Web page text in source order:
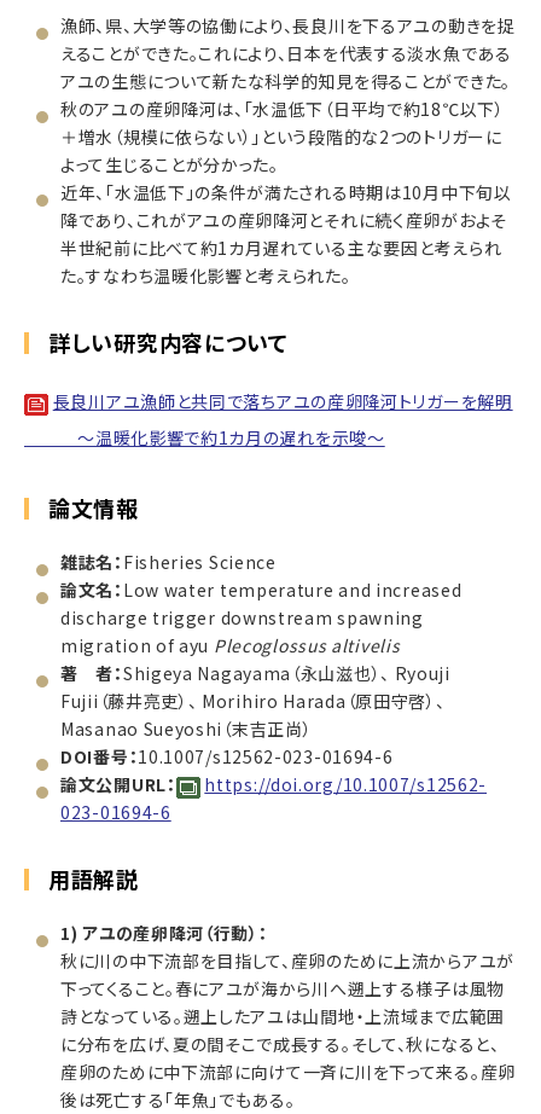
漁師、県、大学等の協働により、長良川を下るアユの動きを捉
えることができた。これにより、日本を代表する淡水魚である
アユの生態について新たな科学的知見を得ることができた。
秋のアユの産卵降河は、「水温低下（日平均で約18℃以下）
＋増水（規模に依らない）」という段階的な2つのトリガーに
よって生じることが分かった。
近年、「水温低下」の条件が満たされる時期は10月中下旬以
降であり、これがアユの産卵降河とそれに続く産卵がおよそ
半世紀前に比べて約1カ月遅れている主な要因と考えられ
た。すなわち温暖化影響と考えられた。
詳しい研究内容について
長良川アユ漁師と共同で落ちアユの産卵降河トリガーを解明
～温暖化影響で約1カ月の遅れを示唆～
論文情報
雑誌名： Fisheries Science
論文名： Low water temperature and increased
discharge trigger downstream spawning
migration of ayu Plecoglossus altivelis
著 者：Shigeya Nagayama（永山滋也）、 Ryouji
Fujii（藤井亮吏）、 Morihiro Harada（原田守啓）、
Masanao Sueyoshi（末吉正尚）
DOI番号：10.1007/s12562-023-01694-6
論文公開URL：
https://doi.org/10.1007/s12562-
023-01694-6
用語解説
1) アユの産卵降河（行動）：
秋に川の中下流部を目指して、産卵のために上流からアユが
下ってくること。春にアユが海から川へ遡上する様子は風物
詩となっている。遡上したアユは山間地・上流域まで広範囲
に分布を広げ、夏の間そこで成長する。そして、秋になると、
産卵のために中下流部に向けて一斉に川を下って来る。産卵
後は死亡する「年魚」でもある。